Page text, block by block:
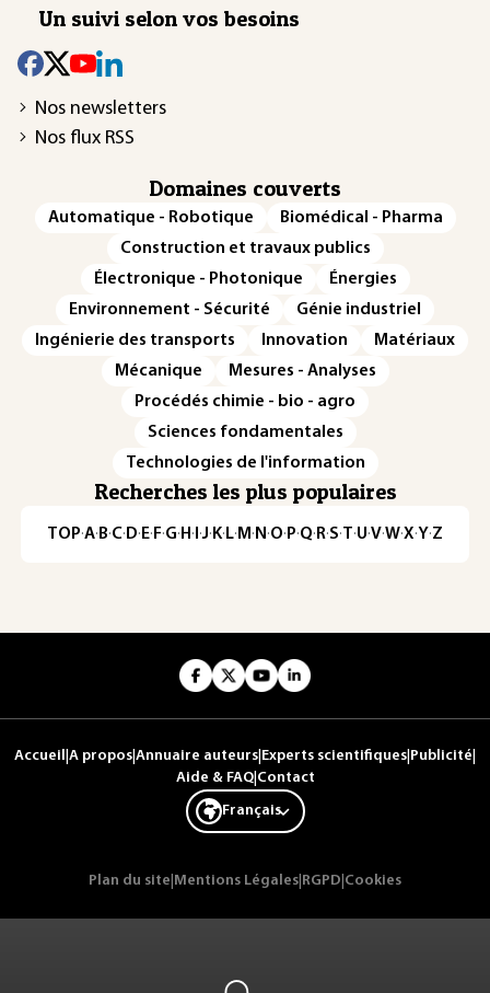
Un suivi selon vos besoins
Nos newsletters
Nos flux RSS
Domaines couverts
Automatique - Robotique
Biomédical - Pharma
Construction et travaux publics
Électronique - Photonique
Énergies
Environnement - Sécurité
Génie industriel
Ingénierie des transports
Innovation
Matériaux
Mécanique
Mesures - Analyses
Procédés chimie - bio - agro
Sciences fondamentales
Technologies de l'information
Recherches les plus populaires
TOP·A·B·C· D· E· F·G· H · ·J· K· L· M · N ·O· P·Q· R·S·T·U·V·W·X·Y·Z
Accueil A propos Annuaire auteurs Experts scientifiques Publicité
Aide & FAQ| Contact
Français
Plan du site Mentions Légales RGPD Cookies